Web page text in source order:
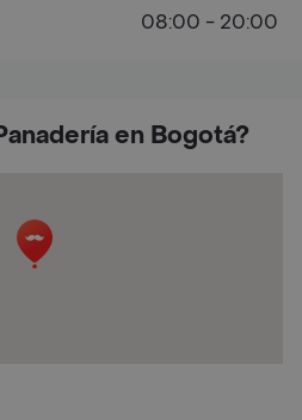
en Bogotá?
08:00 - 20:00